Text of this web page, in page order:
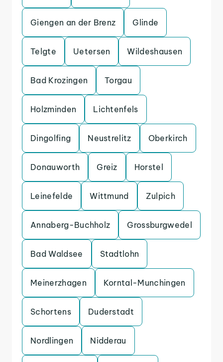
Giengen an der Brenz Glinde
Telgte Uetersen Wildeshausen
Bad Krozingen Torgau
Holzminden Lichtenfels
Dingolfing Neustrelitz Oberkirch
Donauworth Greiz Horstel
Leinefelde Wittmund Zulpich
Annaberg-Buchholz Grossburgwedel
Bad Waldsee Stadtlohn
Meinerzhagen Korntal-Munchingen
Schortens Duderstadt
Nordlingen Nidderau